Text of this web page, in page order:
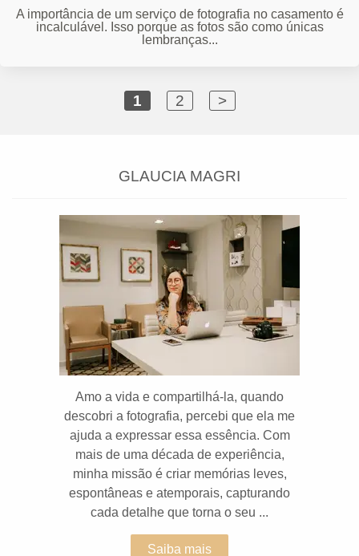
A importância de um serviço de fotografia no casamento é
incalculável. Isso porque as fotos são como únicas
lembranças...
1 2 >
GLAUCIA MAGRI
Amo a vida e compartilhá-la, quando
descobri a fotografia, percebi que ela me
ajuda a expressar essa essência. Com
mais de uma década de experiência,
minha missão é criar memórias leves,
espontâneas e atemporais, capturando
cada detalhe que torna o seu ...
Saiba mais